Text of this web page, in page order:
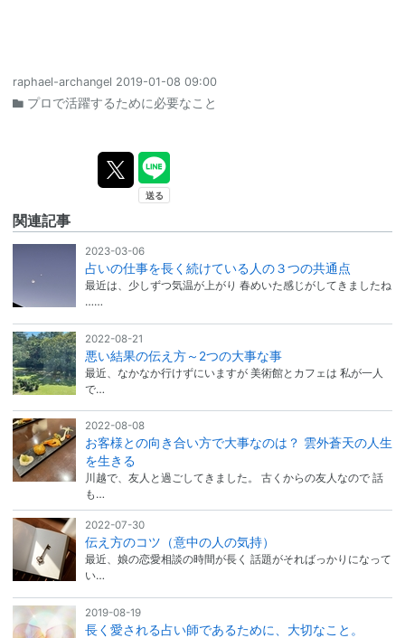
raphael-archangel 2019-01-08 09:00
プロで活躍するために必要なこと
関連記事
2023-03-06
占いの仕事を長く続けている人の３つの共通点
最近は、少しずつ気温が上がり 春めいた感じがしてきましたね
……
2022-08-21
悪い結果の伝え方～2つの大事な事
最近、なかなか行けずにいますが 美術館とカフェは 私が一人
で…
2022-08-08
お客様との向き合い方で大事なのは？ 雲外蒼天の人生
を生きる
川越で、友人と過ごしてきました。 古くからの友人なので 話
も…
2022-07-30
伝え方のコツ（意中の人の気持）
最近、娘の恋愛相談の時間が長く 話題がそればっかりになって
い…
2019-08-19
長く愛される占い師であるために、大切なこと。